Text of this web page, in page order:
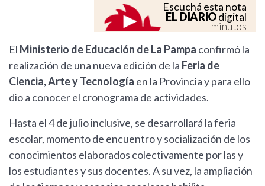
Escuchá esta nota
EL DIARIOdigital
minutos
El Ministerio de Educación de La Pampa confirmó la
realización de una nueva edición de la Feria de
Ciencia, Arte y Tecnología en la Provincia y para ello
dio a conocer el cronograma de actividades.
Hasta el 4 de julio inclusive, se desarrollará la feria
escolar, momento de encuentro y socialización de los
conocimientos elaborados colectivamente por las y
los estudiantes y sus docentes. A su vez, la ampliación